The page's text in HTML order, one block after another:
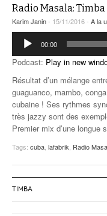
Radio Masala: Timba
Karim Janin- 15/11/2016 - A la
Lecteur
audio
00:00
Podcast: Play in new
Résultat d’un mélange
guaguanco, mambo,
cubaine ! Ses rythmes
très jazzy sont des
Premier mix d’une longue
Tags: cuba, lafabrik, Radio
TIMBA